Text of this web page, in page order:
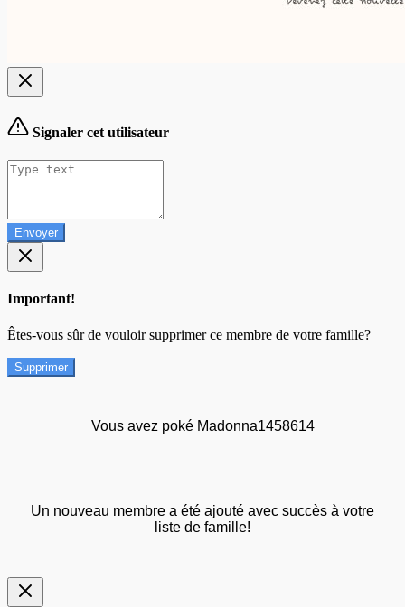
Signaler cet utilisateur
Envoyer
Important!
Êtes-vous sûr de vouloir supprimer ce membre de votre famille?
Supprimer
Vous avez poké Madonna1458614
Un nouveau membre a été ajouté avec succès à votre
liste de famille!